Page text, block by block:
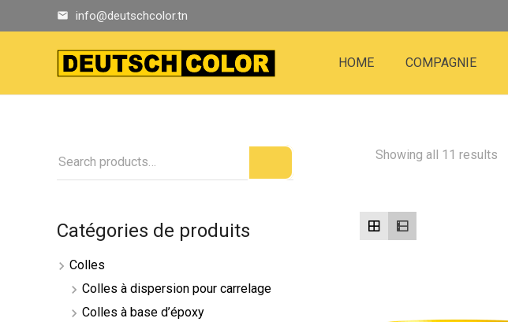
email info@deutschcolor.tn
HOME COMPAGNIE
Showing all 11 results
Catégories de produits
Colles
Colles à dispersion pour carrelage
Colles à base d’époxy